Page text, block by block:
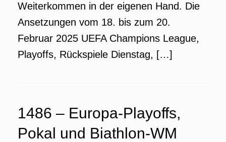
Weiterkommen in der eigenen Hand. Die
Ansetzungen vom 18. bis zum 20.
Februar 2025 UEFA Champions League,
Playoffs, Rückspiele Dienstag, […]
1486 – Europa-Playoffs,
Pokal und Biathlon-WM